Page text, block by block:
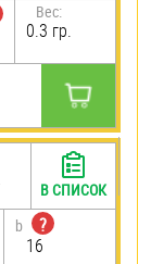
Вес:
0.3 гр.
b
?
16
В СПИСОК